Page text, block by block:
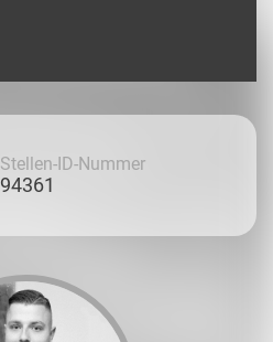
Stellen-ID-Nummer
94361